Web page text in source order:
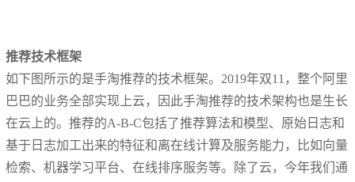
推荐技术框架
如下图所示的是手淘推荐的技术框架。2019年双11，整个阿里
巴巴的业务全部实现上云，因此手淘推荐的技术架构也是生长
在云上的。推荐的A-B-C包括了推荐算法和模型、原始日志和
基于日志加工出来的特征和离在线计算及服务能力，比如向量
检索、机器学习平台、在线排序服务等。除了云，今年我们通